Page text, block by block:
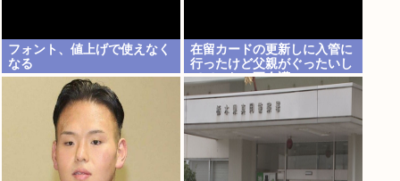
フォント、値上げで使えなく
なる
在留カードの更新しに入管に
行ったけど父親がぐったいし
ててこわい要介護3